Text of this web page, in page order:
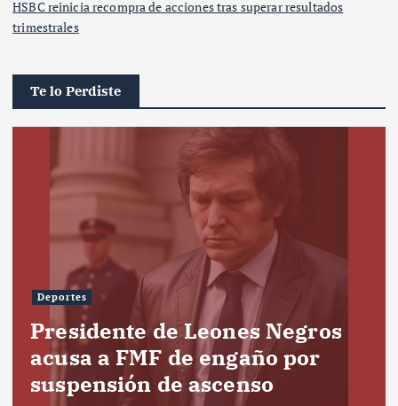
HSBC reinicia recompra de acciones tras superar resultados
trimestrales
Te lo Perdiste
Deportes
Presidente de Leones Negros
acusa a FMF de engaño por
suspensión de ascenso